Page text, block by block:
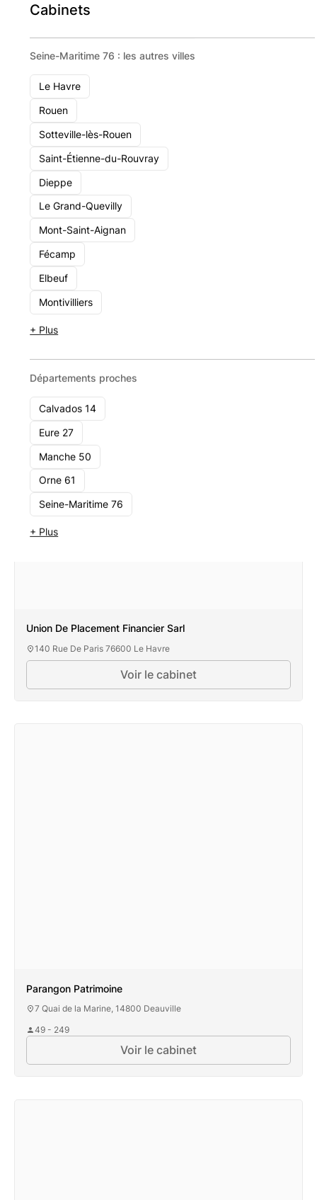
Cabinets
Seine-Maritime 76 : les autres villes
Le Havre
Rouen
Sotteville-lès-Rouen
Saint-Étienne-du-Rouvray
Dieppe
Le Grand-Quevilly
Mont-Saint-Aignan
Fécamp
Elbeuf
Montivilliers
+ Plus
Départements proches
Calvados 14
Eure 27
Manche 50
Orne 61
Seine-Maritime 76
+ Plus
Vitalépargne
16 Rue de l'Académie, 14000 Caen
11 - 49
Union De Placement Financier Sarl
140 Rue De Paris 76600 Le Havre
Voir le cabinet
Parangon Patrimoine
7 Quai de la Marine, 14800 Deauville
49 - 249
Voir le cabinet